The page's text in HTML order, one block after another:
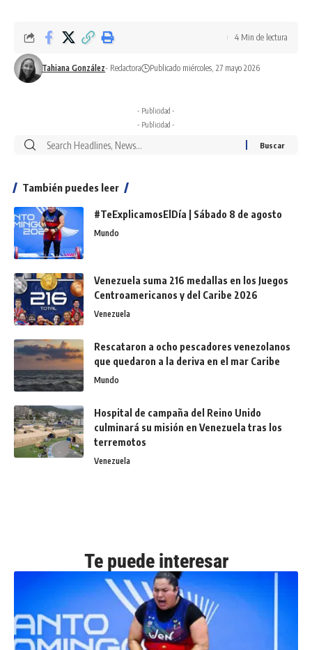
Tahiana González- Redactora Publicado miércoles, 27 mayo 2026
4 Min de lectura
- Publicidad -
- Publicidad -
También puedes leer
#TeExplicamosElDía | Sábado 8 de agosto
Mundo
Venezuela suma 216 medallas en los Juegos
Centroamericanos y del Caribe 2026
Venezuela
Rescataron a ocho pescadores venezolanos
que quedaron a la deriva en el mar Caribe
Mundo
Hospital de campaña del Reino Unido
culminará su misión en Venezuela tras los
terremotos
Venezuela
Te puede interesar